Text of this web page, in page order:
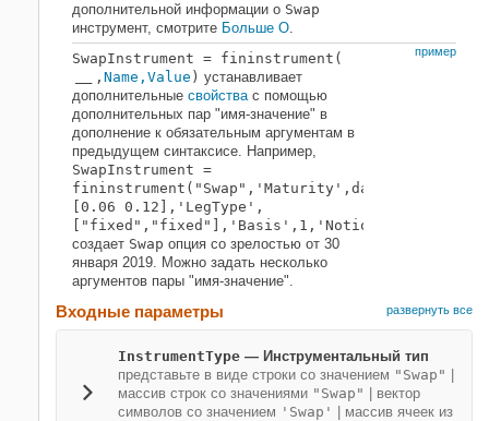
дополнительной информации о Swap
инструмент, смотрите Больше О.
пример
SwapInstrument = fininstrument(
, Name,Value ) устанавливает
дополнительные свойствас помощью
дополнительных пар "имя-значение" в
дополнение к обязательным аргументам в
предыдущем синтаксисе. Например,
SwapInstrument =
[0.06 0.12],'LegType',
создает Swap опция со зрелостью от 30
января 2019. Можно задать несколько
аргументов пары "имя-значение".
Входные параметры развернуть все
InstrumentType — Инструментальный тип
представьте в виде строки со значением "Swap"
массив строк со значениями "Swap"
вектор
символов со значением 'Swap'
массив ячеек из